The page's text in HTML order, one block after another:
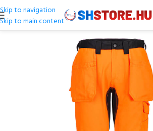
Skip to navigation
Skip to main content